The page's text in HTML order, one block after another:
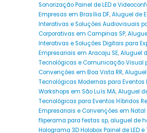
Sonorização Painel de LED e
Empresas em Brasília DF,Aluguel de
Interativas e Soluções Audiovisuais
Corporativas em Campinas SP,
Interativas e Soluções Digitais para
Empresariais em Aracaju SE,Aluguel
Tecnológicas e Comunicação Visual
Convenções em Boa Vista RR,
Tecnológicas Modernas para Eventos
Workshops em São Luís MA,Aluguel
Tecnológicas para Eventos Híbridos
Empresariais e Convenções em Natal
fliperama para festas sp,aluguel de
Holograma 3D Holobox Painel de LED